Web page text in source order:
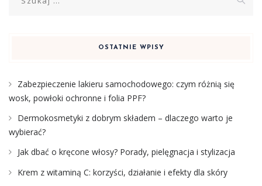
OSTATNIE WPISY
Zabezpieczenie lakieru samochodowego: czym różnią się
wosk, powłoki ochronne i folia PPF?
Dermokosmetyki z dobrym składem – dlaczego warto je
wybierać?
Jak dbać o kręcone włosy? Porady, pielęgnacja i stylizacja
Krem z witaminą C: korzyści, działanie i efekty dla skóry